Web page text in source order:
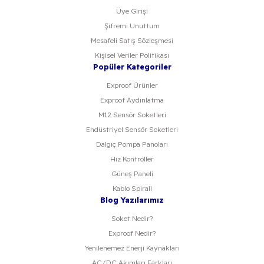
Üye Girişi
Şifremi Unuttum
Mesafeli Satış Sözleşmesi
Kişisel Veriler Politikası
Popüler Kategoriler
Exproof Ürünler
Exproof Aydınlatma
M12 Sensör Soketleri
Endüstriyel Sensör Soketleri
Dalgıç Pompa Panoları
Hız Kontroller
Güneş Paneli
Kablo Spirali
Blog Yazılarımız
Soket Nedir?
Exproof Nedir?
Yenilenemez Enerji Kaynakları